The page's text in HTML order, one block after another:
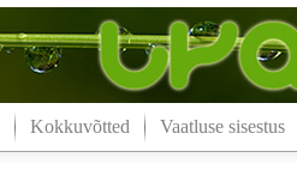
Kokkuvõtted Vaatluse sisestus